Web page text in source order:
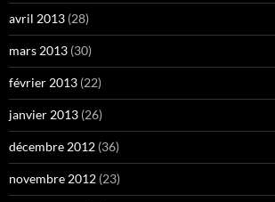
avril 2013 (28)
mars 2013 (30)
février 2013 (22)
janvier 2013 (26)
décembre 2012 (36)
novembre 2012 (23)